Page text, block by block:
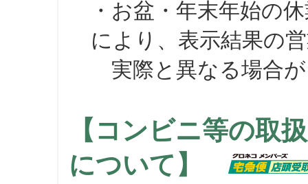
・お盆・年末年始の
により、表示結果の
実際と異なる場合が
【コンビニ等の取
について】